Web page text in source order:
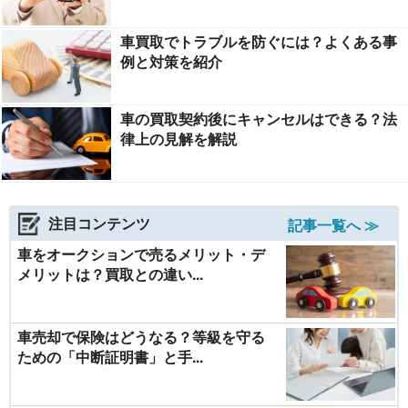
車買取でトラブルを防ぐには？よくある事
例と対策を紹介
車の買取契約後にキャンセルはできる？法
律上の見解を解説
注目コンテンツ
記事一覧へ ≫
車をオークションで売るメリット・デ
メリットは？買取との違い...
車売却で保険はどうなる？等級を守る
ための「中断証明書」と手...